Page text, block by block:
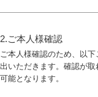
2.ご本人様確認
ご本人様確認のため、以
出いただきます。確認が
可能となります。